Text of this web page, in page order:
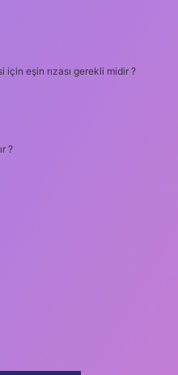
eşin rızası gerekli midir ?
?